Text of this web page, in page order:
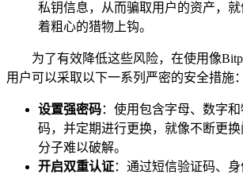
私钥信息，从而骗取用户的资产，
着粗心的猎物上钩。
为了有效降低这些风险，在使用像
用户可以采取以下一系列严密的安全措施：
设置强密码：使用包含字母、数字
码，并定期进行更换，就像不断更
分子难以破解。
开启双重认证：通过短信验证码、